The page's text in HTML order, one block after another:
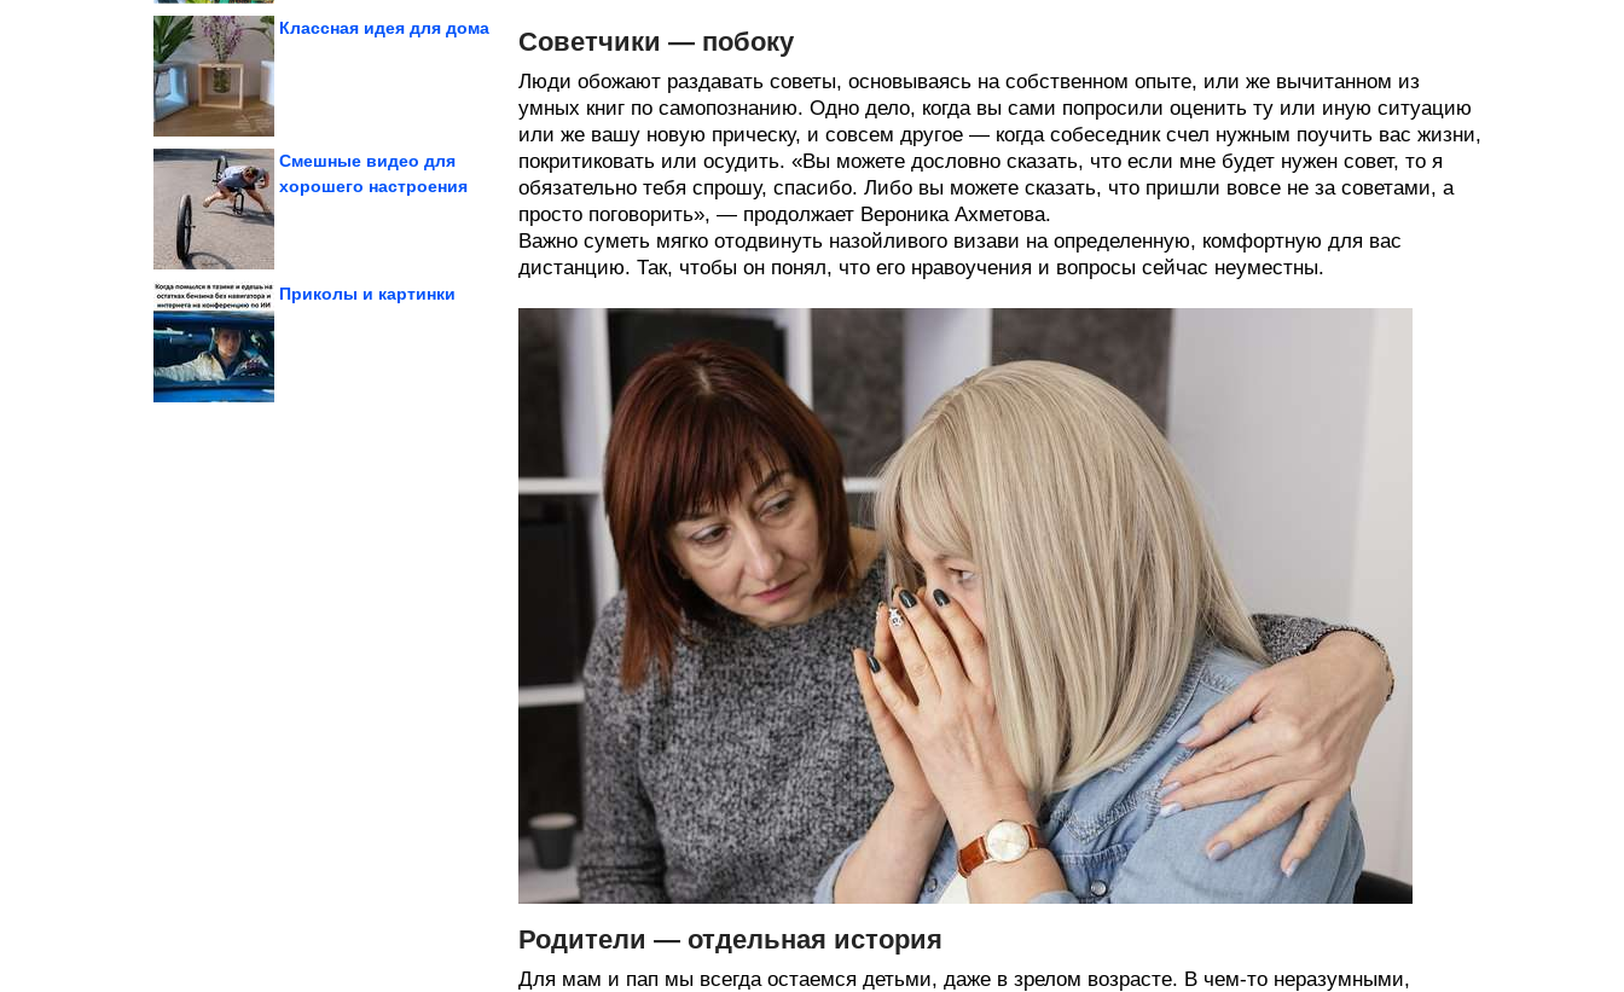
Классная идея для дома
Смешные видео для
хорошего настроения
Приколы и картинки
Советчики — побоку
Люди обожают раздавать советы, основываясь на собственном опыте, или же вычитанном из
умных книг по самопознанию. Одно дело, когда вы сами попросили оценить ту или иную ситуацию
или же вашу новую прическу, и совсем другое — когда собеседник счел нужным поучить вас жизни,
покритиковать или осудить. «Вы можете дословно сказать, что если мне будет нужен совет, то я
обязательно тебя спрошу, спасибо. Либо вы можете сказать, что пришли вовсе не за советами, а
просто поговорить», — продолжает Вероника Ахметова.
Важно суметь мягко отодвинуть назойливого визави на определенную, комфортную для вас
дистанцию. Так, чтобы он понял, что его нравоучения и вопросы сейчас неуместны.
Родители — отдельная история
Для мам и пап мы всегда остаемся детьми, даже в зрелом возрасте. В чем-то неразумными,